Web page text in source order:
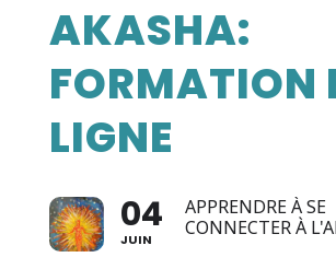
AKASHA:
FORMATION
LIGNE
04
JUIN
APPRENDRE À SE
CONNECTER À